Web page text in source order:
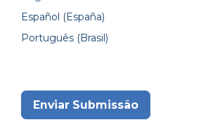
Español (España)
Português (Brasil)
Enviar Submissão